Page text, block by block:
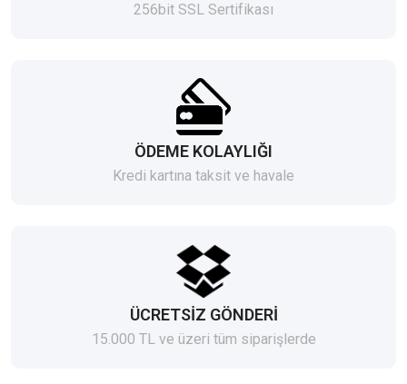
256bit SSL Sertifikası
ÖDEME KOLAYLIĞI
Kredi kartına taksit ve havale
ÜCRETSİZ GÖNDERİ
15.000 TL ve üzeri tüm siparişlerde